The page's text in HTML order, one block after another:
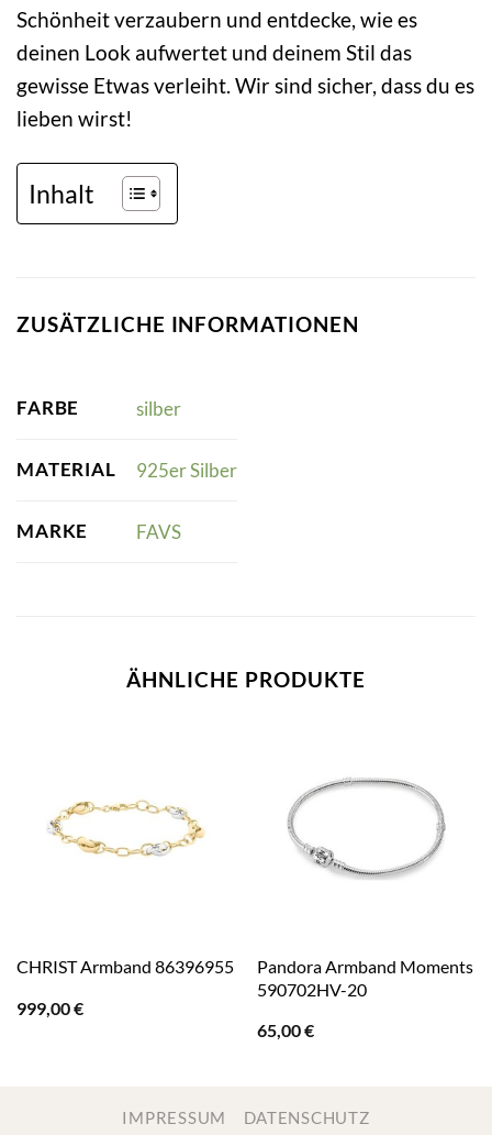
Schönheit verzaubern und entdecke, wie es
deinen Look aufwertet und deinem Stil das
gewisse Etwas verleiht. Wir sind sicher, dass du es
lieben wirst!
Inhalt
ZUSÄTZLICHE INFORMATIONEN
FARBE silber
MATERIAL 925er Silber
MARKE FAVS
ÄHNLICHE PRODUKTE
CHRIST Armband 86396955
999,00€
Pandora Armband Moments
590702HV-20
65,00€
IMPRESSUM DATENSCHUTZ